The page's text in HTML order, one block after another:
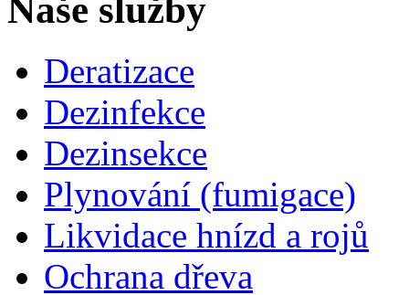
Naše služby
Deratizace
Dezinfekce
Dezinsekce
Plynování (fumigace)
Likvidace hnízd a rojů
Ochrana dřeva